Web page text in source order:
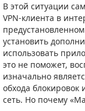
В этой ситуации
VPN-клиента в
установить
использовать
это не поможет,
изначально
обхода блокировок
сеть. Но почему